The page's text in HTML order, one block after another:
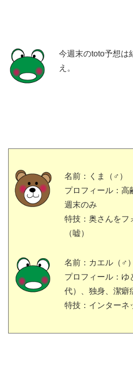
今週末のtoto予想は
え。
名前：くま（♂）
プロフィール：高
週末のみ
特技：奥さんをフ
（嘘）
名前：カエル（♂）
プロフィール：ゆ
代）、独身、潔癖
特技：インターネ